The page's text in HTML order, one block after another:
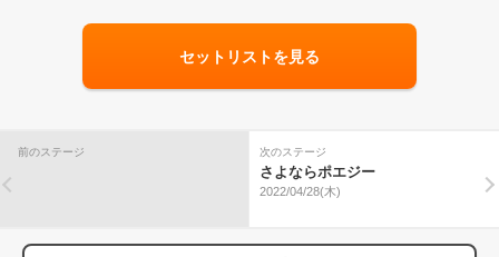
セットリストを見る
前のステージ 次のステージ
さよならポエジー
2022/04/28(木)